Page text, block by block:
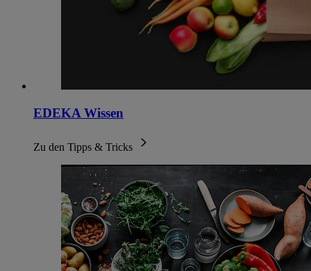
EDEKA Wissen
Zu den Tipps & Tricks